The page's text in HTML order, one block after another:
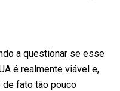
a questionar se esse
é realmente viável e,
fato tão pouco